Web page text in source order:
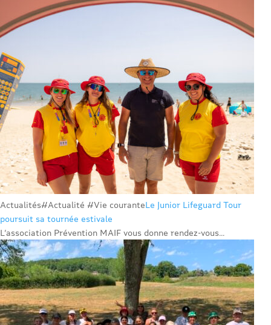
Actualités#Actualité #Vie couranteLe Junior Lifeguard Tour
poursuit sa tournée estivale
L’association Prévention MAIF vous donne rendez-vous...